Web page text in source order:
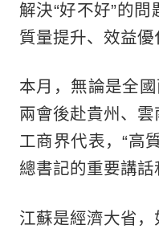
解決“好不好”的
質量提升、效益優
本月，無論是全
兩會後赴貴州、
工商界代表，“高
總書記的重要講話
江蘇是經濟大省